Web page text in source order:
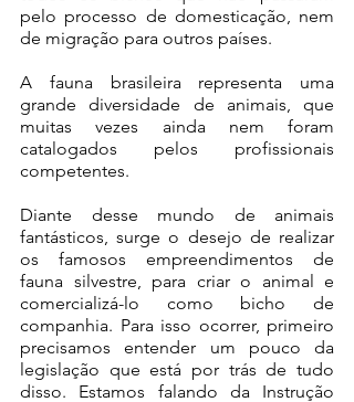
pelo processo de domesticação, nem
de migração para outros países.
A fauna brasileira representa uma
grande diversidade de animais, que
muitas vezes ainda nem foram
catalogados pelos profissionais
competentes.
Diante desse mundo de animais
fantásticos, surge o desejo de realizar
os famosos empreendimentos de
fauna silvestre, para criar o animal e
comercializá-lo como bicho de
companhia. Para isso ocorrer, primeiro
precisamos entender um pouco da
legislação que está por trás de tudo